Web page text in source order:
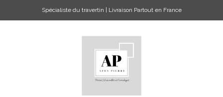
Spécialiste du travertin | Livraison Partout en France